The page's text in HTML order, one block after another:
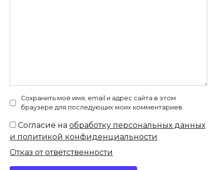
Сохранить моё имя, email и адрес сайта в этом
браузере для последующих моих комментариев.
Согласие на обработку персональных данных
и политикой конфиденциальности
Отказ от ответственности